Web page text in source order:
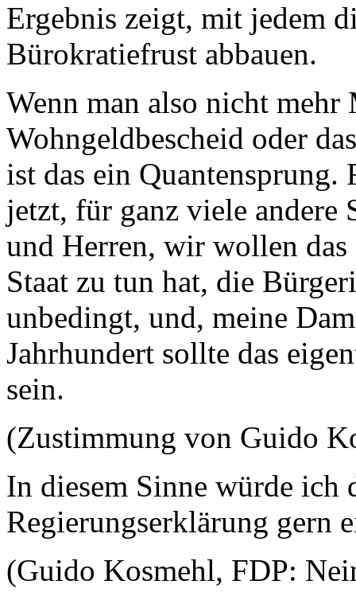
Ergebnis zeigt, mit jedem
Bürokratiefrust abbauen.
Wenn man also nicht mehr
Wohngeldbescheid oder
ist das ein Quantensprung.
jetzt, für ganz viele andere
und Herren, wir wollen
Staat zu tun hat, die
unbedingt, und, meine
Jahrhundert sollte das
sein.
(Zustimmung von Guido
In diesem Sinne würde ich
Regierungserklärung gern
(Guido Kosmehl, FDP: